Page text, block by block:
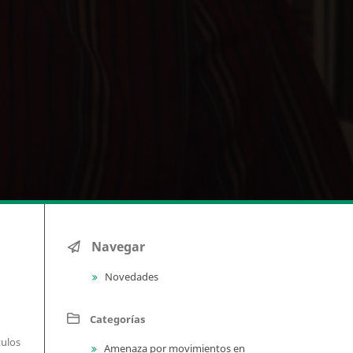
Navegar
Novedades
Categorías
Amenaza por movimientos en